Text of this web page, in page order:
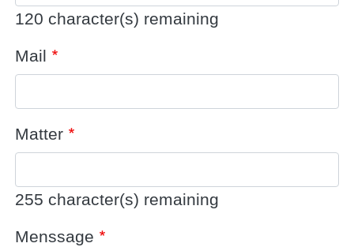
120 character(s) remaining
Mail
Matter
255 character(s) remaining
Menssage